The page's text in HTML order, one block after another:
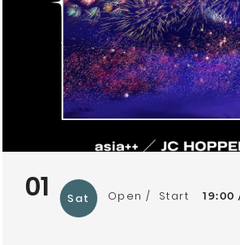
01 Sat Open Start 19:00